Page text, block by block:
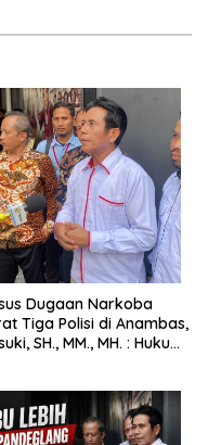
Dugaan Narkoba
Tiga Polisi di Anambas,
SH., MM., MH. : Hukum